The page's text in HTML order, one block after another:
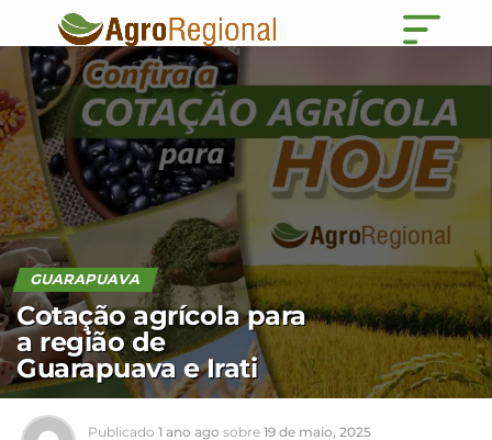
GUARAPUAVA
Cotação agrícola para
a região de
Guarapuava e Irati
Publicado 1 ano ago sobre 19 de maio, 2025